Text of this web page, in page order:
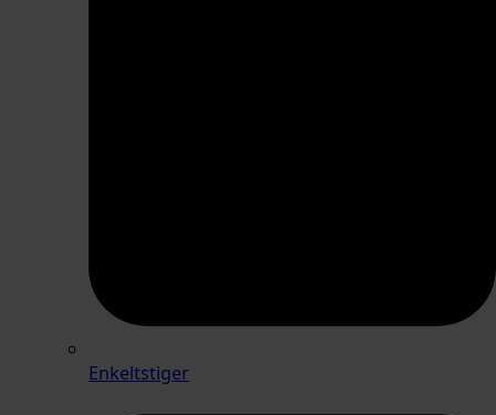
Enkeltstiger